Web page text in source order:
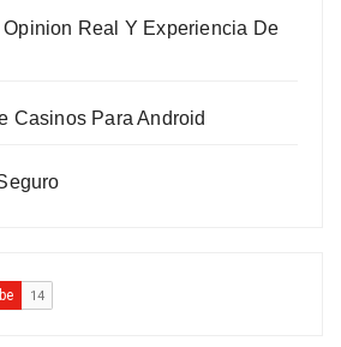
Real Y Experiencia De
Casinos Para Android